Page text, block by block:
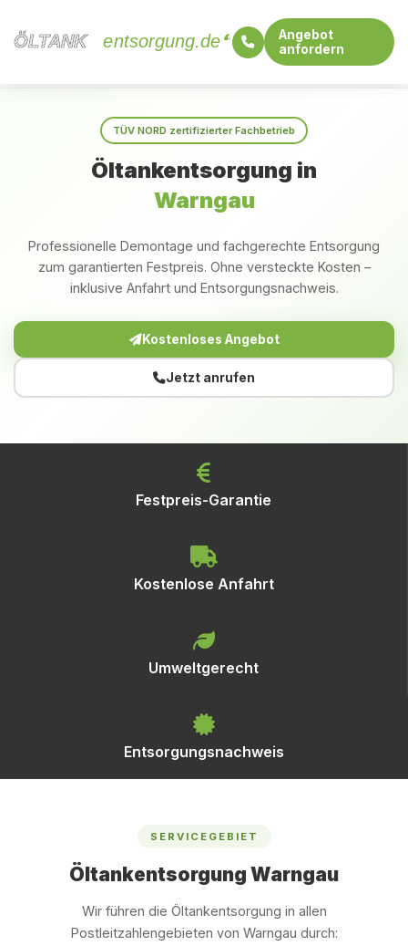
ÖLTANK
ÖLTANK entsorgung.de
Angebot
anfordern
TÜV NORD zertifizierter Fachbetrieb
Öltankentsorgung in
Warngau
Professionelle Demontage und fachgerechte Entsorgung
zum garantierten Festpreis. Ohne versteckte Kosten –
inklusive Anfahrt und Entsorgungsnachweis.
Kostenloses Angebot
Jetzt anrufen
Festpreis-Garantie
Kostenlose Anfahrt
Umweltgerecht
Entsorgungsnachweis
SERVICEGEBIET
Öltankentsorgung Warngau
Wir führen die Öltankentsorgung in allen
Postleitzahlengebieten von Warngau durch: